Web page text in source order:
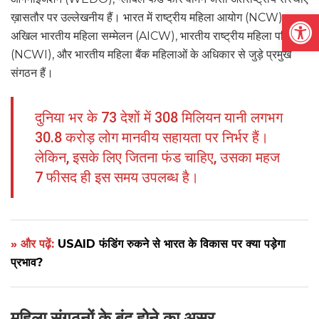
ख़ासतौर पर उल्लेखनीय हैं। भारत में राष्ट्रीय महिला आयोग (NCW),
अखिल भारतीय महिला सम्मेलन (AICW), भारतीय राष्ट्रीय महिला परिषद
(NCWI), और भारतीय महिला बैंक महिलाओं के अधिकार से जुड़े प्रमुख
संगठन हैं।
दुनिया भर के 73 देशों में 308 मिलियन यानी लगभग
30.8 करोड़ लोग मानवीय सहायता पर निर्भर हैं।
लेकिन, इसके लिए जितना फंड चाहिए, उसका महज
7 फीसद ही इस समय उपलब्ध है।
» और पढ़ें: USAID फंडिंग रुकने से भारत के विकास पर क्या पड़ेगा
प्रभाव?